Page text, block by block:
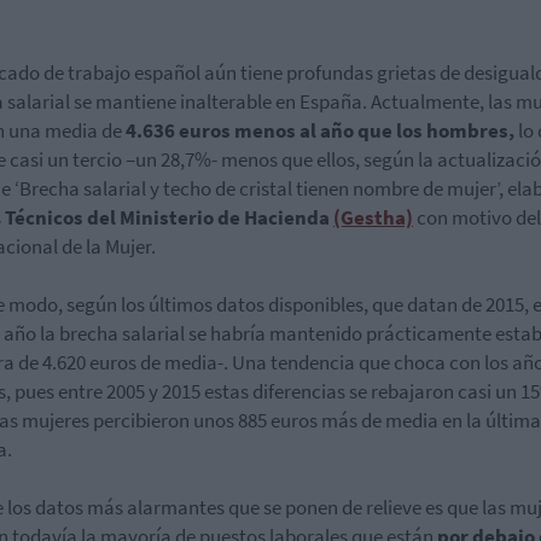
de trabajo españolaún tiene profundas grietas de
salarial se mantiene inalterable en España. Actualmente, las
una media de4.636 euros menos al año que los hombres, lo
casi un tercio –un 28,7%- menos que ellos, según la
‘Brecha salarial y techo de cristal tienen nombre de mujer’,
Técnicos del Ministerio de Hacienda (Gestha) con motivo
de la Mujer.
modo, según los últimos datos disponibles, que datan de 2015,
la brecha salarial se habría mantenido prácticamente
de 4.620 euros de media-. Una tendencia que choca con los
pues entre 2005 y 2015 estas diferencias se rebajaron casi un
mujeres percibieron unos 885 euros más de media en la última
los datos más alarmantes que se ponen de relieve es que las